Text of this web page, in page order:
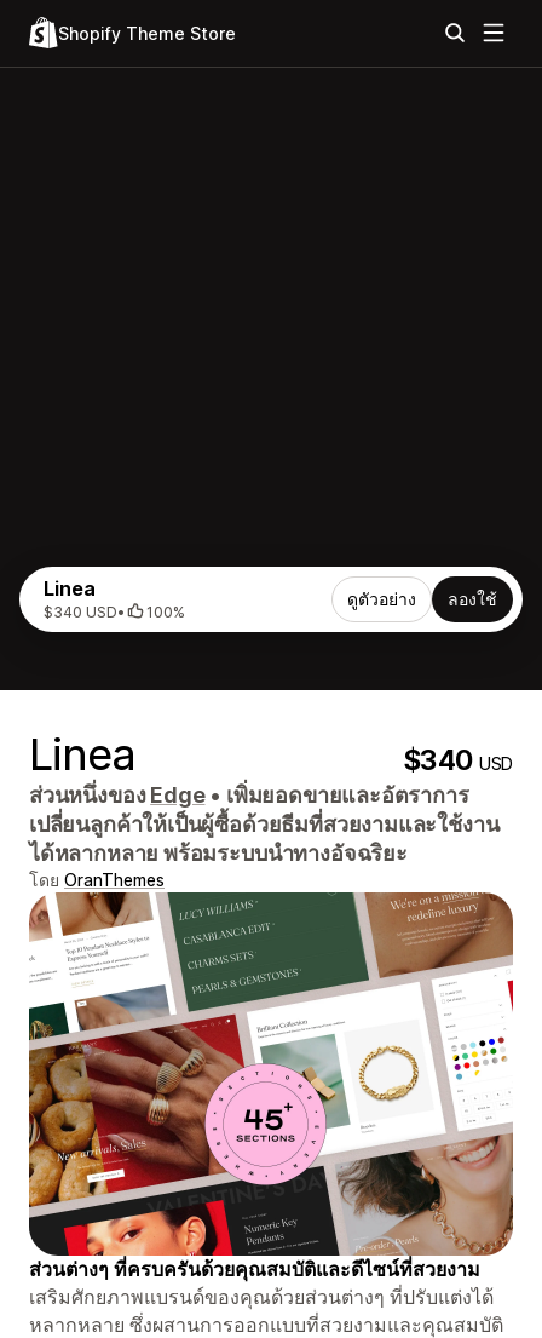
Shopify Theme Store
Linea
$340 USD• 100%
ดูตัวอย่าง ลองใช้
Linea $340USD
ส่วนหนึ่งของEdge • เพิ่มยอดขายและอัตราการ
เปลี่ยนลูกค้าให้เป็นผู้ซื้อด้วยธีมที่สวยงามและใช้งาน
ได้หลากหลาย พร้อมระบบนำทางอัจฉริยะ
โดย OranThemes
ส่วนต่างๆ ที่ครบครันด้วยคุณสมบัติและดีไซน์ที่สวยงาม
เสริมศักยภาพแบรนด์ของคุณด้วยส่วนต่างๆ ที่ปรับแต่งได้
หลากหลาย ซึ่งผสานการออกแบบที่สวยงามและคุณสมบัติ